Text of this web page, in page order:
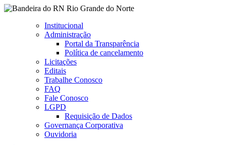
Rio Grande do Norte
Institucional
Administração
Portal da Transparência
Política de cancelamento
Licitações
Editais
Trabalhe Conosco
FAQ
Fale Conosco
LGPD
Requisição de Dados
Governança Corporativa
Ouvidoria